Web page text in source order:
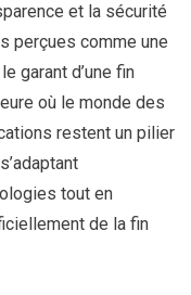
et la sécurité
perçues comme une
garant d’une fin
où le monde des
restent un pilier
tout en
de la fin